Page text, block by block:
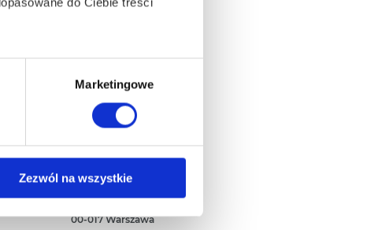
- są także takie, które wymagają
Marketingowe
Zezwól na wszystkie
Empik S.A
00-017 Warszawa